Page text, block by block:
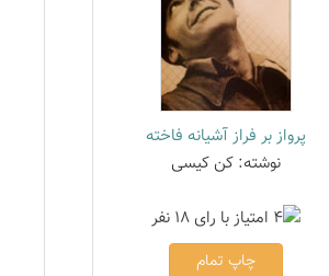
پرواز بر فراز آشیانه فاخته
نوشته: کن کیسی
چاپ تمام